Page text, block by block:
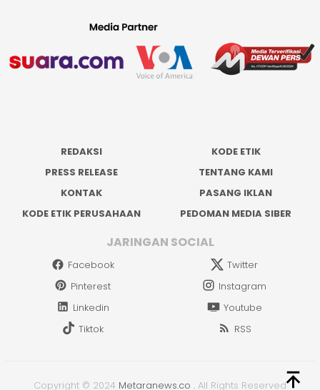
REDAKSI
KODE ETIK
PRESS RELEASE
TENTANG KAMI
KONTAK
PASANG IKLAN
KODE ETIK PERUSAHAAN
PEDOMAN MEDIA SIBER
JARINGAN SOCIAL
Facebook
Twitter
Pinterest
Instagram
Linkedin
Youtube
Tiktok
RSS
Copyright © 2024 Metaranews.co . All Rights Reserved